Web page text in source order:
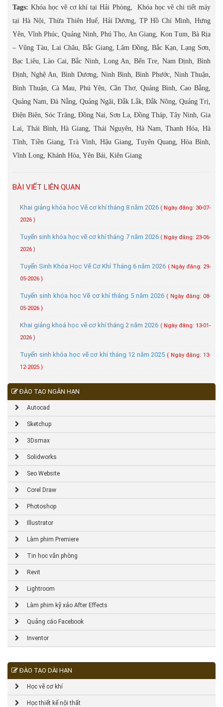
Tags: Khóa học vẽ cơ khí tại Hải Phòng, Khóa học vẽ chi tiết máy
tại Hà Nội, Thừa Thiên Huế, Hải Dương, TP Hồ Chí Minh, Hưng
Yên, Vĩnh Phúc, Quảng Ninh, Phú Thọ, An Giang, Kon Tum, Bà Rịa
– Vũng Tàu, Lai Châu, Bắc Giang, Lâm Đồng, Bắc Kạn, Lạng Sơn,
Bạc Liêu, Lào Cai, Bắc Ninh, Long An, Bến Tre, Nam Định, Bình
Định, Nghệ An, Bình Dương, Ninh Bình, Bình Phước, Ninh Thuận,
Bình Thuận, Cà Mau, Phú Yên, Cần Thơ, Quảng Bình, Cao Bằng,
Quảng Nam, Đà Nẵng, Quảng Ngãi, Đắk Lắk, Đắk Nông, Quảng Trị,
Điện Biên, Sóc Trăng, Đồng Nai, Sơn La, Đồng Tháp, Tây Ninh, Gia
Lai, Thái Bình, Hà Giang, Thái Nguyên, Hà Nam, Thanh Hóa, Hà
Tĩnh, Tiền Giang, Trà Vinh, Hậu Giang, Tuyên Quang, Hòa Bình,
Vĩnh Long, Khánh Hòa, Yên Bái, Kiên Giang
BÀI VIẾT LIÊN QUAN
Khai giảng khóa học Vẽ cơ khí tháng 8 năm 2026 ( Ngày đăng: 30-07-
2026 )
Tuyển sinh khóa học vẽ cơ khí tháng 7 năm 2026 ( Ngày đăng: 23-06-
2026 )
Tuyển Sinh Khóa Học Vẽ Cơ Khí Tháng 6 năm 2026 ( Ngày đăng: 29-
05-2026 )
Tuyển sinh khóa học Vẽ cơ khí tháng 5 năm 2026 ( Ngày đăng: 08-
05-2026 )
Khai giảng khoá học vẽ cơ khí tháng 2 năm 2026 ( Ngày đăng: 13-01-
2026 )
Tuyển sinh khóa học vẽ cơ khí tháng 12 năm 2025 ( Ngày đăng: 13-
12-2025 )
ĐÀO TẠO NGẮN HẠN
Autocad
Sketchup
3Dsmax
Solidworks
Seo Website
Corel Draw
Photoshop
Illustrator
Làm phim Premiere
Tin học văn phòng
Revit
Lightroom
Làm phim kỹ xảo After Effects
Quảng cáo Facebook
Inventor
ĐÀO TẠO DÀI HẠN
Học vẽ cơ khí
Học thiết kế nội thất